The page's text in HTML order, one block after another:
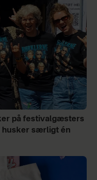
på festivalgæsters
husker særligt én